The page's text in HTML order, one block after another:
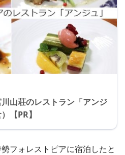
山荘のレストラン「アンジ
【PR】
フォレストピアに宿泊したと